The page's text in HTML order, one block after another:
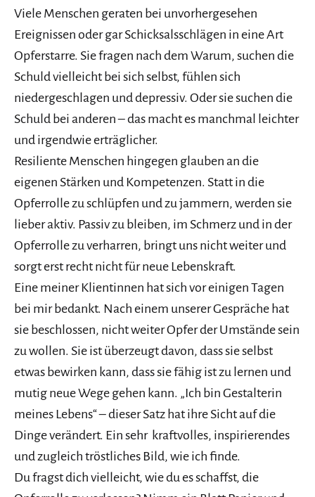
Viele Menschen geraten bei unvorhergesehen
Ereignissen oder gar Schicksalsschlägen in eine Art
Opferstarre. Sie fragen nach dem Warum, suchen die
Schuld vielleicht bei sich selbst, fühlen sich
niedergeschlagen und depressiv. Oder sie suchen die
Schuld bei anderen – das macht es manchmal leichter
und irgendwie erträglicher.
Resiliente Menschen hingegen glauben an die
eigenen Stärken und Kompetenzen. Statt in die
Opferrolle zu schlüpfen und zu jammern, werden sie
lieber aktiv. Passiv zu bleiben, im Schmerz und in der
Opferrolle zu verharren, bringt uns nicht weiter und
sorgt erst recht nicht für neue Lebenskraft.
Eine meiner Klientinnen hat sich vor einigen Tagen
bei mir bedankt. Nach einem unserer Gespräche hat
sie beschlossen, nicht weiter Opfer der Umstände sein
zu wollen. Sie ist überzeugt davon, dass sie selbst
etwas bewirken kann, dass sie fähig ist zu lernen und
mutig neue Wege gehen kann. „Ich bin Gestalterin
meines Lebens“ – dieser Satz hat ihre Sicht auf die
Dinge verändert. Ein sehr kraftvolles, inspirierendes
und zugleich tröstliches Bild, wie ich finde.
Du fragst dich vielleicht, wie du es schaffst, die